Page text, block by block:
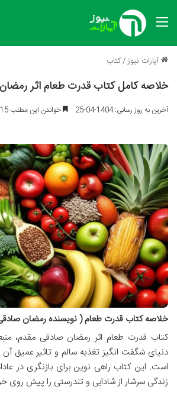
منو
آپارات نیوز/کتاب
خلاصه کامل کتاب قدرت طعام اثر
آخرین به روز رسانی: 1404-04-25 خواندن این مطلب 15 دقیقه زمان میبرد
خلاصه کتاب قدرت طعام ( نویسنده رمضان
کتاب قدرت طعام اثر رمضان صادقی مقدم،
دنیای شگفت انگیز تغذیه سالم و تاثیر عمیق
است. این کتاب راهی نوین برای بازنگری در
زندگی سرشار از شادابی و تندرستی را پیش روی